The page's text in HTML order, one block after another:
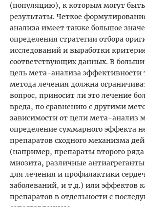
(популяцию), к которым могут
результаты. Четкое
анализа имеет также большое
определения стратегии отбора
исследований и выработки
соответствующих данных. В
цель мета-анализа эффективности
метода лечения должна
вопрос, приносит ли это лечение
вреда, по сравнению с другими
зависимости от цели мета-анализ
определение суммарного эффекта
препаратов сходного механизма
(например, препараты второго
миозита, различные
для лечения и профилактики
заболеваний, и т.д.) или эффектов
препаратов в отдельности с